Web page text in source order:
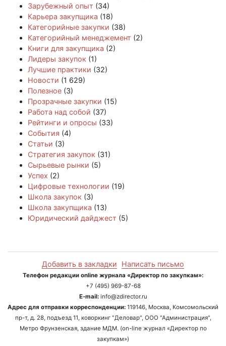
Зарубежный опыт (34)
Карьера закупщика (18)
Категорийные закупки (38)
Категорийный менеджемент (2)
Книги для закупщика (2)
Лидеры закупок (1)
Лучшие практики (32)
Новости (1 629)
Полезное (3)
Прозрачные закупки (15)
Работа над собой (37)
Рейтинги и опросы (33)
События (4)
Статьи (3)
Стратегия закупок (31)
Сырьевые рынки (5)
Успех (2)
Цифровые технологии (19)
Школа закупок (3)
Школа закупщика (13)
Юридический дайджест (5)
Добавить в закладки Написать письмо
Телефон редакции online журнала «Директор по закупкам»:
+7 (495) 969-87-68
E-mail:info@zdirector.ru
Адрес для отправки корреспонденции: 119146, Москва, Комсомольский
пр-т, д. 28, подъезд 11, коворкинг "Деловар", ООО "Администрация",
Метро Фрунзенская, здание МДМ. (on-line журнал «Директор по
закупкам»)